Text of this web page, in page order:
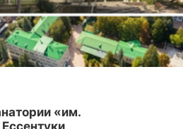
Московская обл
200руб.
«им.